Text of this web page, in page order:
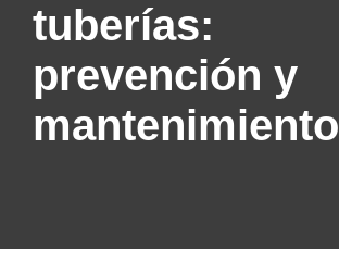
tuberías:
prevención y
mantenimiento